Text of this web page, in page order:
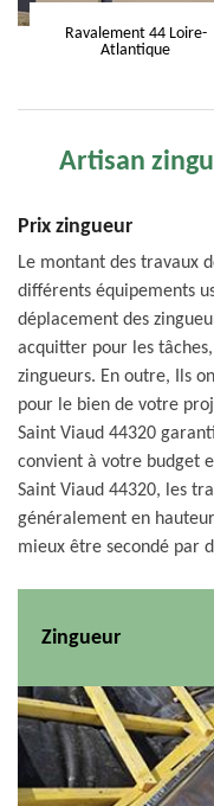
Ravalement 44 Loire-
Atlantique
Artisan
Prix zingueur
Le montant des travaux
différents équipements
déplacement des
acquitter pour les
zingueurs. En outre, Ils
pour le bien de votre
Saint Viaud 44320
convient à votre budget
Saint Viaud 44320, les
généralement en
mieux être secondé par
Zingueur